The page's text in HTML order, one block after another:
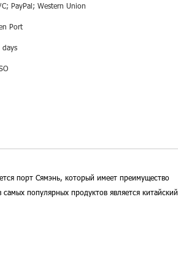
PayPal; Western Union
Port
порт Сямэнь, который имеет преимущество
популярных продуктов является китайский